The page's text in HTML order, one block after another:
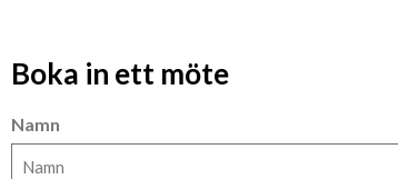
Boka in ett möte
Namn